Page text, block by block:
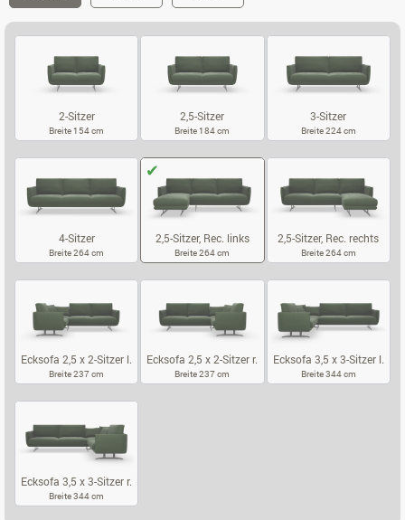
2-Sitzer
Breite 154 cm
2,5-Sitzer
Breite 184 cm
3-Sitzer
Breite 224 cm
4-Sitzer
Breite 264 cm
2,5-Sitzer, Rec. links
Breite 264 cm
2,5-Sitzer, Rec. rechts
Breite 264 cm
Ecksofa 2,5 x 2-Sitzer l.
Breite 237 cm
Ecksofa 2,5 x 2-Sitzer r.
Breite 237 cm
Ecksofa 3,5 x 3-Sitzer l.
Breite 344 cm
Ecksofa 3,5 x 3-Sitzer r.
Breite 344 cm